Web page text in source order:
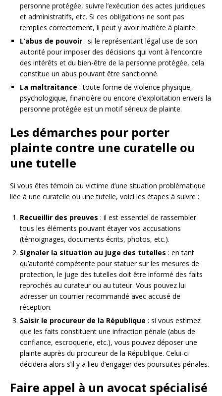
personne protégée, suivre l’exécution des actes juridiques
et administratifs, etc. Si ces obligations ne sont pas
remplies correctement, il peut y avoir matière à plainte.
L’abus de pouvoir : si le représentant légal use de son
autorité pour imposer des décisions qui vont à l’encontre
des intérêts et du bien-être de la personne protégée, cela
constitue un abus pouvant être sanctionné.
La maltraitance : toute forme de violence physique,
psychologique, financière ou encore d’exploitation envers la
personne protégée est un motif sérieux de plainte.
Les démarches pour porter
plainte contre une curatelle ou
une tutelle
Si vous êtes témoin ou victime d’une situation problématique
liée à une curatelle ou une tutelle, voici les étapes à suivre :
Recueillir des preuves : il est essentiel de rassembler
tous les éléments pouvant étayer vos accusations
(témoignages, documents écrits, photos, etc.).
Signaler la situation au juge des tutelles : en tant
qu’autorité compétente pour statuer sur les mesures de
protection, le juge des tutelles doit être informé des faits
reprochés au curateur ou au tuteur. Vous pouvez lui
adresser un courrier recommandé avec accusé de
réception.
Saisir le procureur de la République : si vous estimez
que les faits constituent une infraction pénale (abus de
confiance, escroquerie, etc.), vous pouvez déposer une
plainte auprès du procureur de la République. Celui-ci
décidera alors s’il y a lieu d’engager des poursuites pénales.
Faire appel à un avocat spécialisé